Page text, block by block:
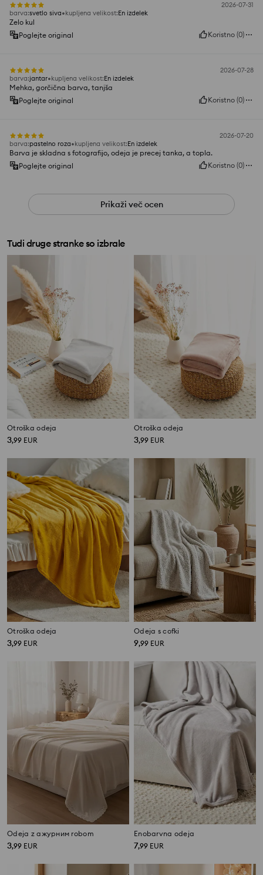
2026-07-31
barva:svetlo siva kupljena velikost:En izdelek
Zelo kul
Poglejte original
Koristno (0)
2026-07-28
barva:jantar kupljena velikost:En izdelek
Mehka, gorčična barva, tanjša
Poglejte original
Koristno (0)
2026-07-20
barva:pastelno roza kupljena velikost:En izdelek
Barva je skladna s fotografijo, odeja je precej tanka, a topla.
Poglejte original
Koristno (0)
Prikaži več ocen
Tudi druge stranke so izbrale
Otroška odeja
3,99 EUR
Otroška odeja
3,99 EUR
Otroška odeja
3,99 EUR
Odeja s cofki
9,99 EUR
Odeja z ажурним robom
3,99 EUR
Enobarvna odeja
7,99 EUR